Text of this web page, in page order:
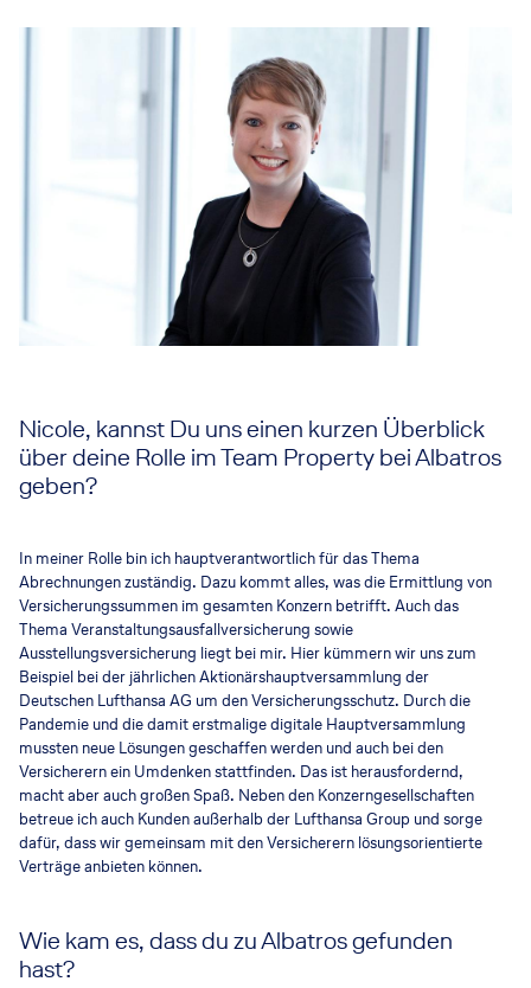
Nicole, kannst Du uns einen kurzen Überblick
über deine Rolle im Team Property bei Albatros
geben?
In meiner Rolle bin ich hauptverantwortlich für das Thema
Abrechnungen zuständig. Dazu kommt alles, was die Ermittlung von
Versicherungssummen im gesamten Konzern betrifft. Auch das
Thema Veranstaltungsausfallversicherung sowie
Ausstellungsversicherung liegt bei mir. Hier kümmern wir uns zum
Beispiel bei der jährlichen Aktionärshauptversammlung der
Deutschen Lufthansa AG um den Versicherungsschutz. Durch die
Pandemie und die damit erstmalige digitale Hauptversammlung
mussten neue Lösungen geschaffen werden und auch bei den
Versicherern ein Umdenken stattfinden. Das ist herausfordernd,
macht aber auch großen Spaß. Neben den Konzerngesellschaften
betreue ich auch Kunden außerhalb der Lufthansa Group und sorge
dafür, dass wir gemeinsam mit den Versicherern lösungsorientierte
Verträge anbieten können.
Wie kam es, dass du zu Albatros gefunden
hast?